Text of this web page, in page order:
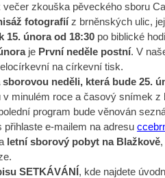
večer zkouška pěveckého sboru
fotografiíz brněnských ulic,
15. února od 18:30 po biblické
je První neděle postní. V
na církevní tisk.
sborovou neděli, která bude 25.
v minulém roce a časový snímek
program bude věnován
e-mailem na adresu
letní sborový pobyt na Blažkově
SETKÁVÁNÍ, kde najdete